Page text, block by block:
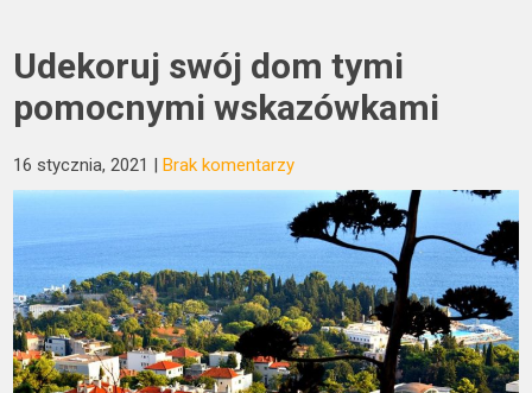
Udekoruj swój dom tymi
pomocnymi wskazówkami
16 stycznia, 2021 |Brak komentarzy